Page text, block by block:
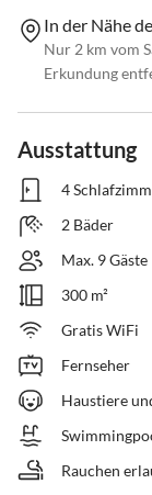
In der Nähe
Nur 2 km vom
Erkundung
Ausstattung
4
2 Bäder
Max. 9 Gäste
300 m²
Gratis WiFi
Fernseher
Haustiere
Rauchen